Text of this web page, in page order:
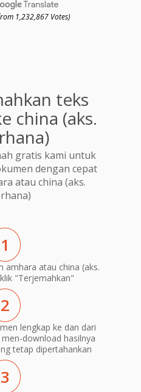
1,232,867 Votes)
teks
china (aks.
gratis kami untuk
dengan cepat
atau china (aks.
1
amhara atau china (aks.
"Terjemahkan"
2
lengkap ke dan dari
download hasilnya
tetap dipertahankan
3